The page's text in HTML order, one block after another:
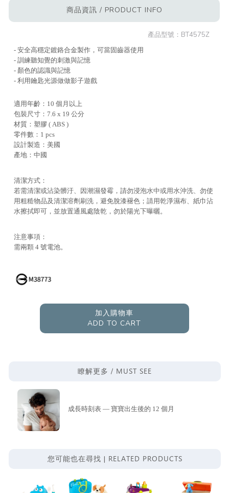
商品資訊 / PRODUCT INFO
產品型號： BT4575Z
- 安全高穩定鍍鉻合金製作，可當固齒器使用
- 訓練聽知覺的刺激與記憶
- 顏色的認識與記憶
- 利用鑰匙光源做做影子遊戲
適用年齡：10 個月以上
包裝尺寸：7.6 x 19 公分
材質：塑膠 ( ABS )
零件數：1 pcs
設計製造：美國
產地：中國
清潔方式：
若需清潔或沾染髒汙、因潮濕發霉，請勿浸泡水中或用水沖洗、勿使
用粗糙物品及清潔溶劑刷洗，避免脫漆褪色；請用乾淨濕布、紙巾沾
水擦拭即可，並放置通風處陰乾，勿於陽光下曝曬。
注意事項：
需兩顆 4 號電池。
加入購物車
ADD TO CART
瞭解更多 / MUST SEE
成長時刻表 — 寶寶出生後的 12 個月
您可能也在尋找 | RELATED PRODUCTS